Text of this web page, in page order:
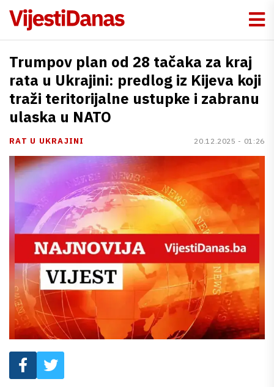
Trumpov plan od 28 tačaka za kraj
rata u Ukrajini: predlog iz Kijeva koji
traži teritorijalne ustupke i zabranu
ulaska u NATO
RAT U UKRAJINI 20.12.2025 - 01:26